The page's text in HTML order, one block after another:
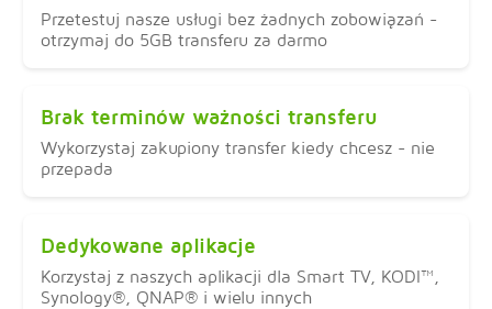
Przetestuj nasze usługi bez żadnych zobowiązań -
otrzymaj do 5GB transferu za darmo
Brak terminów ważności transferu
Wykorzystaj zakupiony transfer kiedy chcesz - nie
przepada
Dedykowane aplikacje
Korzystaj z naszych aplikacji dla Smart TV, KODI™,
Synology®, QNAP® i wielu innych